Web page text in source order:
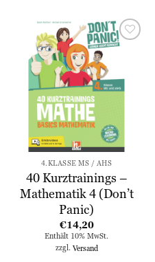
Zur
Wunschliste
hinzufügen
4.KLASSE MS / AHS
40 Kurztrainings –
Mathematik 4 (Don’t
Panic)
€14,20
Enthält 10% MwSt.
zzgl. Versand